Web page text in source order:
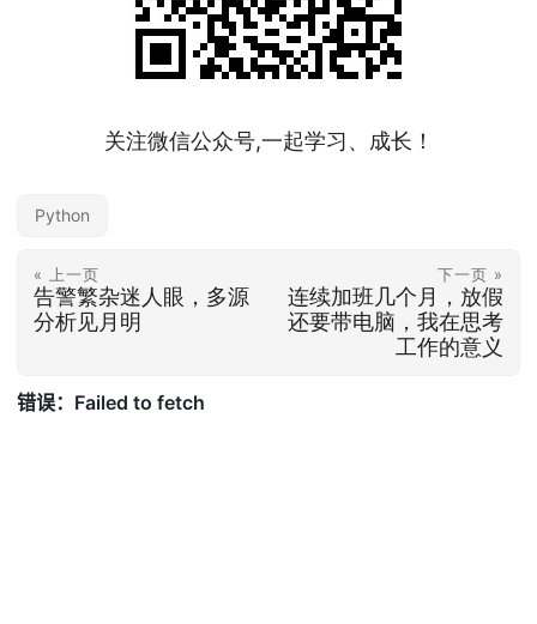
关注微信公众号,一起学习、成长！
Python
« 上一页
告警繁杂迷人眼，多源
分析见月明
下一页 »
连续加班几个月，放假
还要带电脑，我在思考
工作的意义